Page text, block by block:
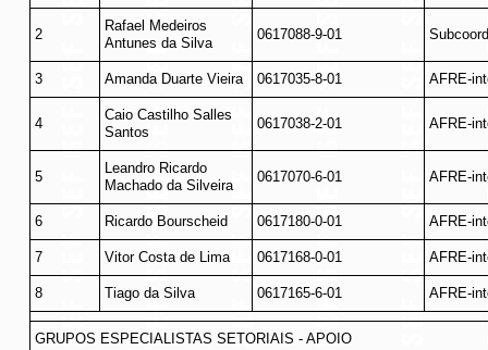
2
Rafael Medeiros
Antunes da Silva
0617088-9-01
3 Amanda Duarte Vieira 0617035-8-01 AFRE-
4
Caio Castilho Salles
Santos
0617038-2-01 AFRE-
5
Leandro Ricardo
Machado da Silveira
0617070-6-01 AFRE-
6 Ricardo Bourscheid 0617180-0-01 AFRE-
7 Vitor Costa de Lima 0617168-0-01 AFRE-
8 Tiago da Silva 0617165-6-01 AFRE-
GRUPOS ESPECIALISTAS SETORIAIS - APOIO